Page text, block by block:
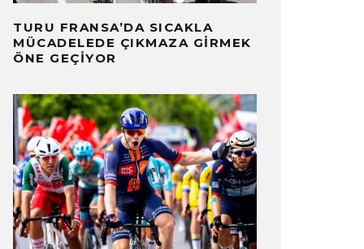
TURU FRANSA’DA SICAKLA
MÜCADELEDE ÇIKMAZA GIRMEK
ÖNE GEÇIYOR